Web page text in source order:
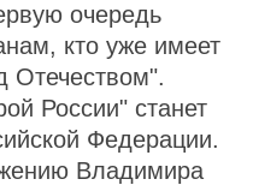
очередь
кто уже имеет
Отечеством".
России" станет
Федерации.
Владимира